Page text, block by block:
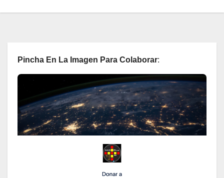
Pincha En La Imagen Para Colaborar: